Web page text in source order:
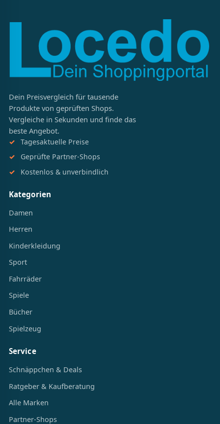
Dein Preisvergleich für tausende
Produkte von geprüften Shops.
Vergleiche in Sekunden und finde das
beste Angebot.
Tagesaktuelle Preise
Geprüfte Partner-Shops
Kostenlos & unverbindlich
Kategorien
Damen
Herren
Kinderkleidung
Sport
Fahrräder
Spiele
Bücher
Spielzeug
Service
Schnäppchen & Deals
Ratgeber & Kaufberatung
Alle Marken
Partner-Shops